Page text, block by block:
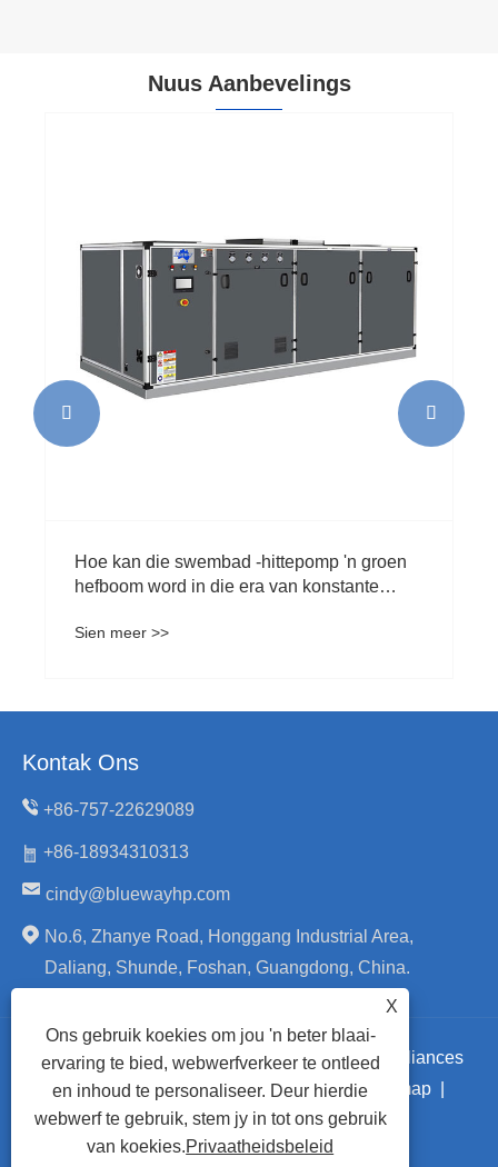
Nuus Aanbevelings
Hoe kan die swembad -hittepomp 'n groen
hefboom word in die era van konstante
Sien meer >>
 
Kontak Ons
+86-757-22629089
+86-18934310313
cindy@bluewayhp.com
No.6, Zhanye Road, Honggang Industrial Area,
Daliang, Shunde, Foshan, Guangdong, China.
Kopiereg © 2024 Foshan Blueway Electric Appliances
Co., Ltd. Alle regte voorbehou.
Links|Sitemap|
RSS|XML|Privaatheidsbeleid|
X
Ons gebruik koekies om jou 'n beter blaai-
ervaring te bied, webwerfverkeer te ontleed
en inhoud te personaliseer. Deur hierdie
webwerf te gebruik, stem jy in tot ons gebruik
van koekies.Privaatheidsbeleid